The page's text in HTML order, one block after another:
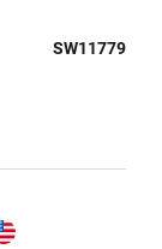
SW11779